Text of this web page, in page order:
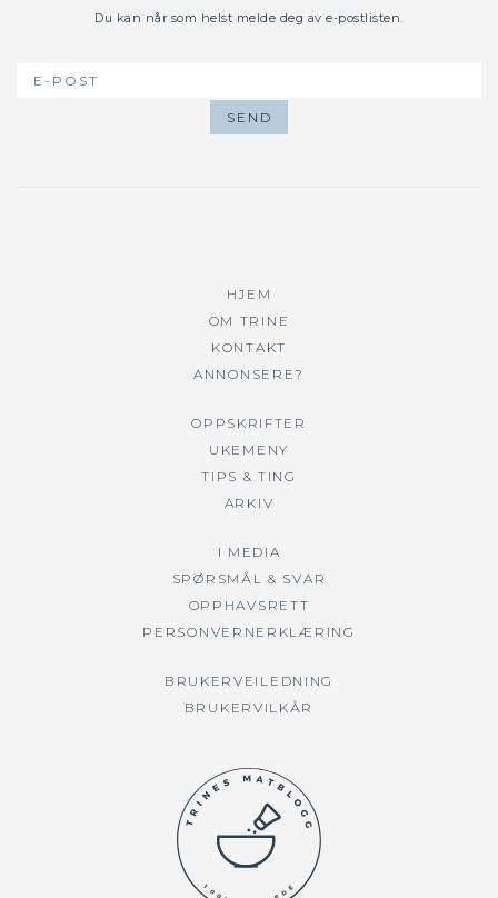
Du kan når som helst melde deg av e-postlisten.
HJEM
OM TRINE
KONTAKT
ANNONSERE?
OPPSKRIFTER
UKEMENY
TIPS & TING
ARKIV
I MEDIA
SPØRSMÅL & SVAR
OPPHAVSRETT
PERSONVERNERKLÆRING
BRUKERVEILEDNING
BRUKERVILKÅR